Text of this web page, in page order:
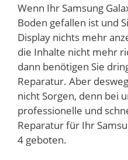
Wenn Ihr Samsung
Boden gefallen ist und
Display nichts mehr
die Inhalte nicht mehr
dann benötigen Sie
Reparatur. Aber
nicht Sorgen, denn bei
professionelle und
Reparatur für Ihr
4 geboten.